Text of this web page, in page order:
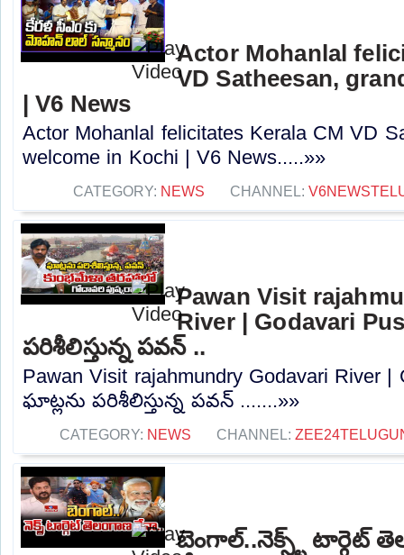
Actor Mohanlal
VD Satheesan,
| V6 News
Actor Mohanlal felicitates Kerala CM VD
welcome in Kochi | V6 News.....»»
CATEGORY: NEWS CHANNEL:
Pawan Visit
River | Godavari
పరిశీలిస్తున్న పవన్ ..
Pawan Visit rajahmundry Godavari River |
ఘాట్లను పరిశీలిస్తున్న పవన్ .......»»
CATEGORY: NEWS CHANNEL:
బెంగాల్..నెక్స్ట్ టార్గెట్